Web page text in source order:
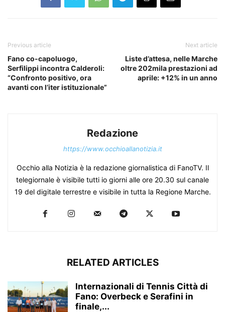
Previous article
Fano co-capoluogo,
Serfilippi incontra Calderoli:
“Confronto positivo, ora
avanti con l’iter istituzionale”
Next article
Liste d’attesa, nelle Marche
oltre 202mila prestazioni ad
aprile: +12% in un anno
Redazione
https://www.occhioallanotizia.it
Occhio alla Notizia è la redazione giornalistica di FanoTV. Il
telegiornale è visibile tutti io giorni alle ore 20.30 sul canale
19 del digitale terrestre e visibile in tutta la Regione Marche.
RELATED ARTICLES
Internazionali di Tennis Città di
Fano: Overbeck e Serafini in
finale,...